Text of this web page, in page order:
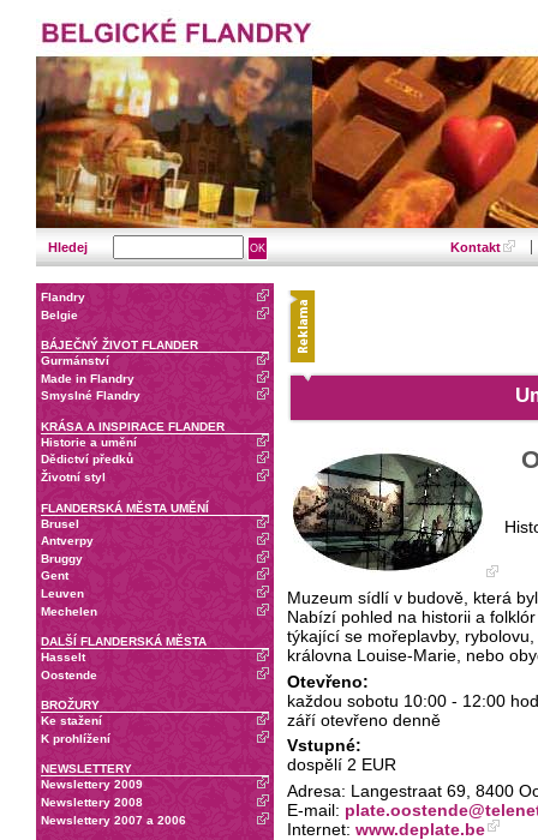
Hledej Kontakt
Flandry
Belgie
BÁJEČNÝ ŽIVOT FLANDER
Gurmánství
Made in Flandry
Smyslné Flandry
KRÁSA A INSPIRACE FLANDER
Historie a umění
Dědictví předků
Životní styl
FLANDERSKÁ MĚSTA UMĚNÍ
Brusel
Antverpy
Bruggy
Gent
Leuven
Mechelen
DALŠÍ FLANDERSKÁ MĚSTA
Hasselt
Oostende
BROŽURY
Ke stažení
K prohlížení
NEWSLETTERY
Newslettery 2009
Newslettery 2008
Newslettery 2007 a 2006
Muzeum sídlí v budově, která
Nabízí pohled na historii a
týkající se mořeplavby,
královna Louise-Marie, nebo
Otevřeno:
každou sobotu 10:00 - 12:00
září otevřeno denně
Vstupné:
dospělí 2 EUR
Adresa: Langestraat 69, 8400
E-mail:
Internet: www.deplate.be